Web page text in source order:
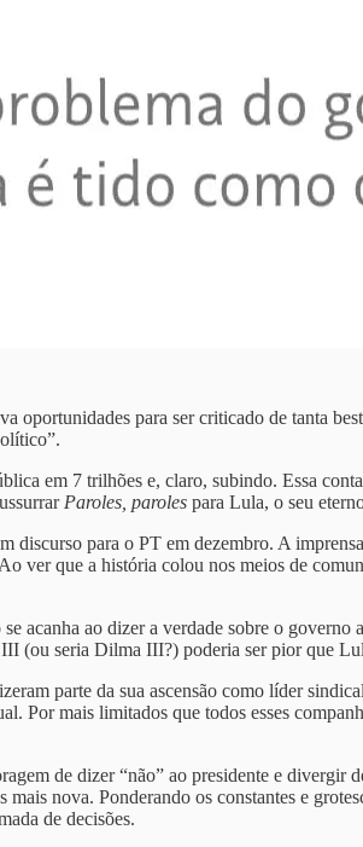
oportunidades para ser criticado de tanta
em 7 trilhões e, claro, subindo. Essa
Paroles, paroles para Lula, o seu
discurso para o PT em dezembro. A
ver que a história colou nos meios de
acanha ao dizer a verdade sobre o governo
(ou seria Dilma III?) poderia ser pior que
parte da sua ascensão como líder
Por mais limitados que todos esses
de dizer “não” ao presidente e divergir
nova. Ponderando os constantes e
de decisões.